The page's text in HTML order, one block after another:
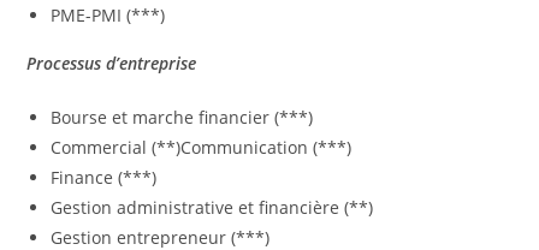
PME-PMI (***)
Processus d’entreprise
Bourse et marche financier (***)
Commercial (**)Communication (***)
Finance (***)
Gestion administrative et financière (**)
Gestion entrepreneur (***)